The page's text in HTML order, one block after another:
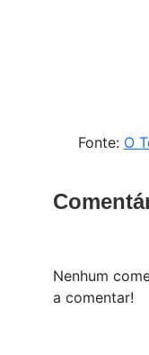
Fonte: O
Nenhum
a comentar!